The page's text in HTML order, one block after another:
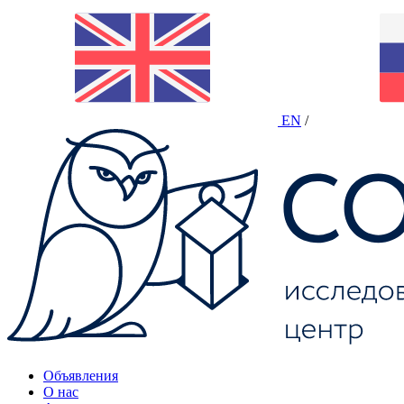
EN /
Объявления
О нас